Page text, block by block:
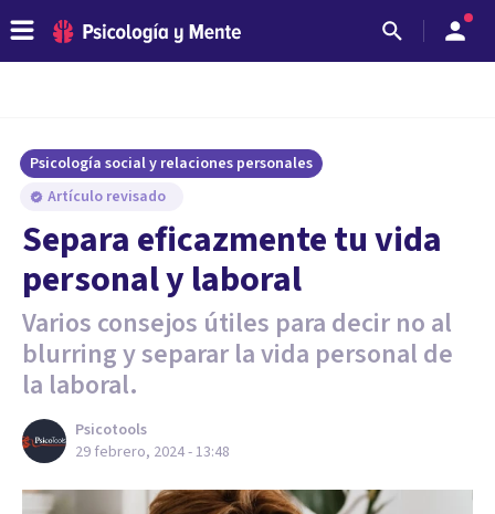
Psicología social y relaciones personales
Artículo revisado
Separa eficazmente tu vida
personal y laboral
Varios consejos útiles para decir no al
blurring y separar la vida personal de
la laboral.
Psicotools
29 febrero, 2024 - 13:48